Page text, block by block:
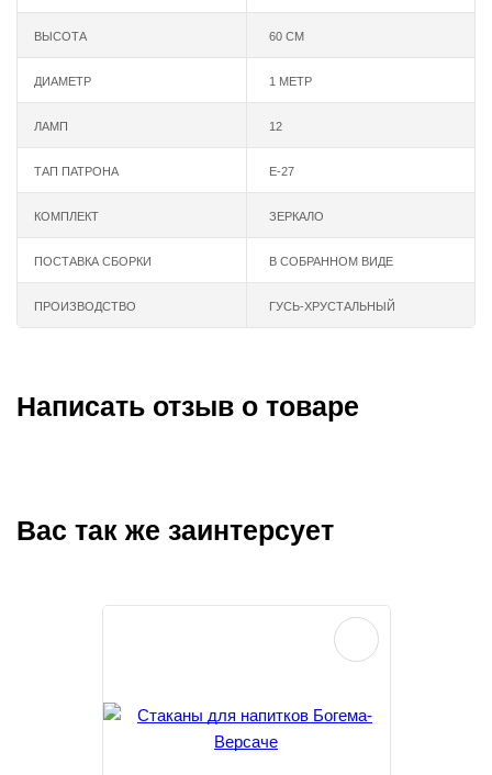
ВЫСОТА 60 СМ
ДИАМЕТР 1 МЕТР
ЛАМП 12
ТАП ПАТРОНА Е-27
КОМПЛЕКТ ЗЕРКАЛО
ПОСТАВКА СБОРКИ В СОБРАННОМ ВИДЕ
ПРОИЗВОДСТВО ГУСЬ-ХРУСТАЛЬНЫЙ
Написать отзыв о товаре
Вас так же заинтерсует